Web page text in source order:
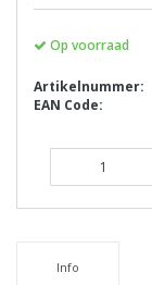
Op voorraad
Artikelnummer:
EAN Code:
Info